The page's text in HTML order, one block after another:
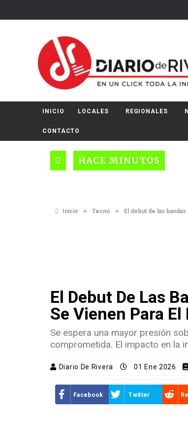
INICIO LOCALES REGIONALES
CONTACTO
HACE MINUTOS
Inicio » Tecno » El debut de las
El Debut De Las
Se Vienen Para
Se espera una mayor presión
comprometida. El impacto en la
Diario De Rivera 01 Ene 2026
Facebook Twitter